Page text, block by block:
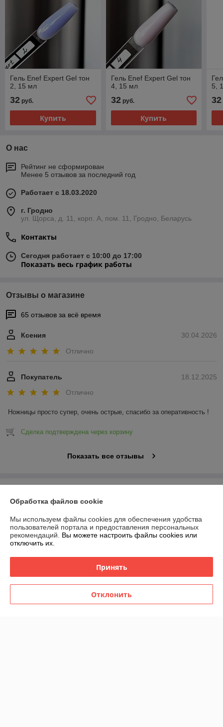
Гель Enef Expert Gel тон
2, 15 мл
32 руб.
Купить
Гель Enef Expert Gel тон
4, 15 мл
32руб.
Купить
5,
32
О нас
Рейтинг не сформирован
Менее 5 отзывов за последний год
Работает с 18.03.2020
г. Гродно
ул. Щорса, д. 11, корп. А, пом. 11, Гродно, Беларусь
Контакты
Сегодня работает с 10:00 до 17:00
Показать весь график работы
Отзывы о магазине
65 отзывов за всё время
30.04.2026
Ксения
Отлично
18.12.2025
Покупатель
Отлично
Ножницы просто супер, очень острые, спасибо за оперативность !
Сделка подтверждена через корзину
Показать все отзывы
Доставка и оплата
График работы
Полная версия сайта
Политика обработки cookies
Обработка файлов cookie
Мы используем файлы cookies для обеспечения удобства
пользователей портала и предоставления персональных
рекомендаций. Вы можете настроить файлы cookies или
отключить их.
Принять
Отклонить